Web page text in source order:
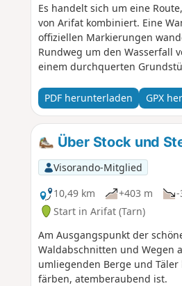
Es handelt sich um eine
von Arifat kombiniert. Eine
offiziellen Markierungen
Rundweg um den Wasserfall
einem durchquerten
gegangen bin.
PDF herunterladen GPX
Über Stock und
Visorando-Mitglied
10,49 km
+403 m -
Start in Arifat (Tarn)
Am Ausgangspunkt der
Waldabschnitten und Wegen
umliegenden Berge und
färben, atemberaubend ist.